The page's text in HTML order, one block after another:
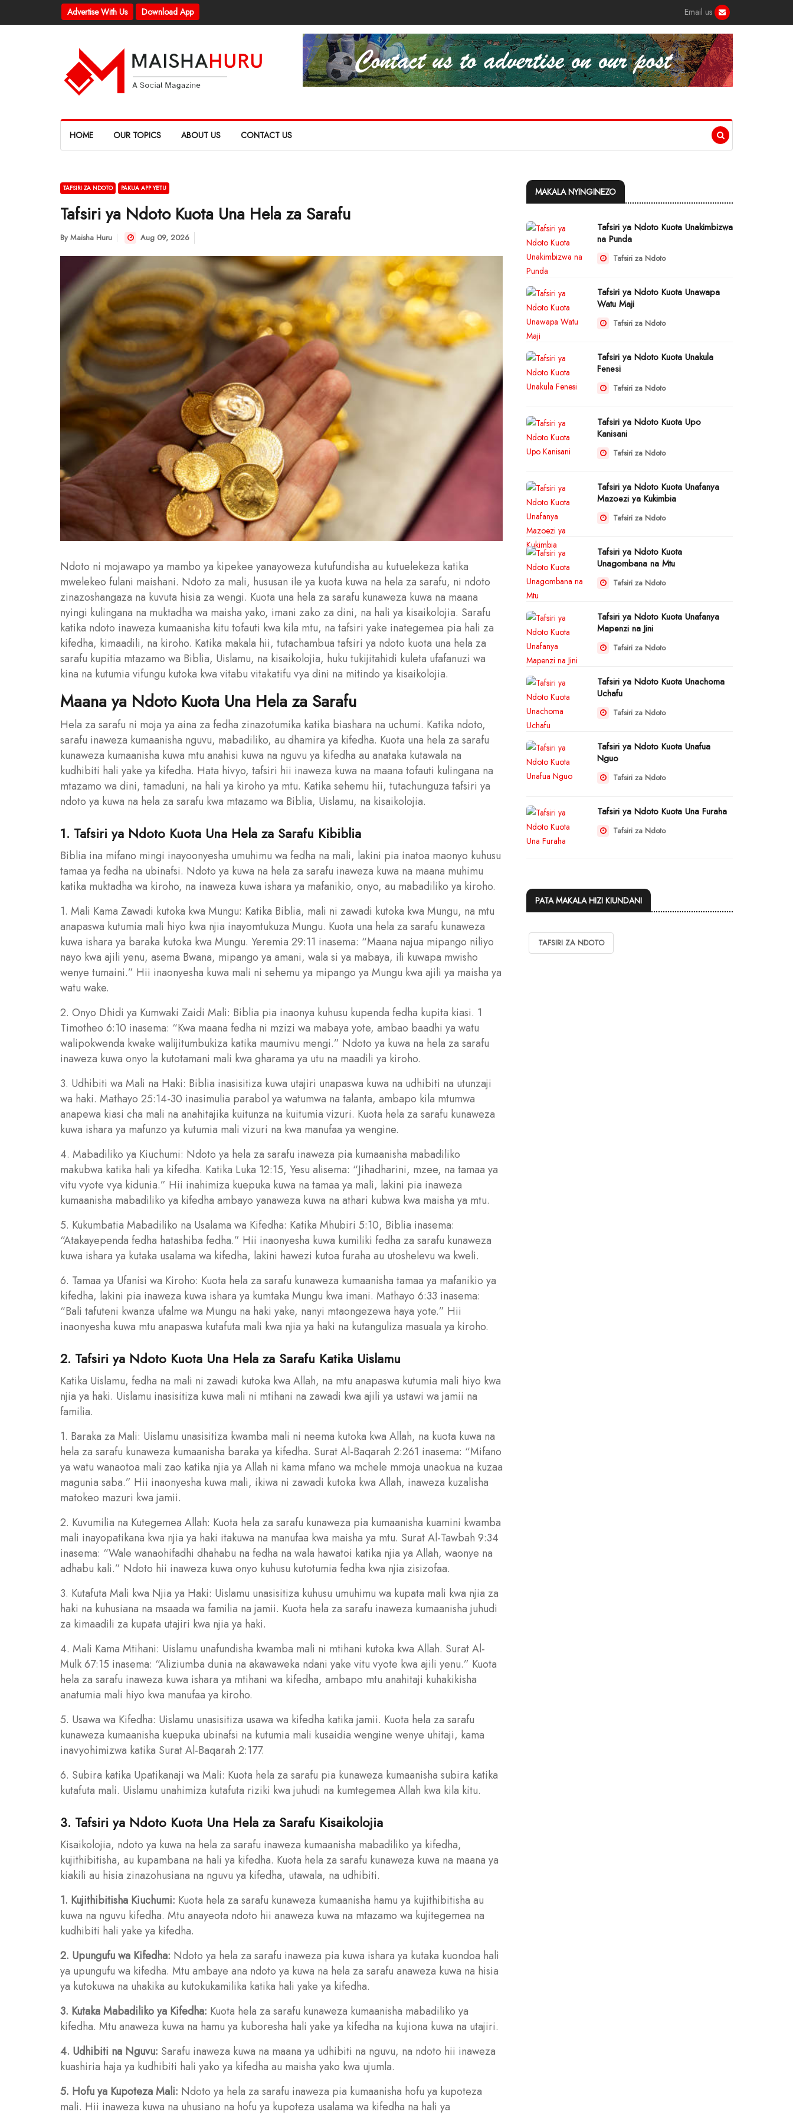
Advertise With Us Download App Email us
HOME OUR TOPICS ABOUT US CONTACT US
TAFSIRI ZA NDOTO PAKUA APP YETU
Tafsiri ya Ndoto Kuota Una Hela za Sarafu
By Maisha Huru Aug 09, 2026
Ndoto ni mojawapo ya mambo ya kipekee yanayoweza kutufundisha au kutuelekeza katika
mwelekeo fulani maishani. Ndoto za mali, hususan ile ya kuota kuwa na hela za sarafu, ni ndoto
zinazoshangaza na kuvuta hisia za wengi. Kuota una hela za sarafu kunaweza kuwa na maana
nyingi kulingana na muktadha wa maisha yako, imani zako za dini, na hali ya kisaikolojia. Sarafu
katika ndoto inaweza kumaanisha kitu tofauti kwa kila mtu, na tafsiri yake inategemea pia hali za
kifedha, kimaadili, na kiroho. Katika makala hii, tutachambua tafsiri ya ndoto kuota una hela za
sarafu kupitia mtazamo wa Biblia, Uislamu, na kisaikolojia, huku tukijitahidi kuleta ufafanuzi wa
kina na kutumia vifungu kutoka kwa vitabu vitakatifu vya dini na mitindo ya kisaikolojia.
Maana ya Ndoto Kuota Una Hela za Sarafu
Hela za sarafu ni moja ya aina za fedha zinazotumika katika biashara na uchumi. Katika ndoto,
sarafu inaweza kumaanisha nguvu, mabadiliko, au dhamira ya kifedha. Kuota una hela za sarafu
kunaweza kumaanisha kuwa mtu anahisi kuwa na nguvu ya kifedha au anataka kutawala na
kudhibiti hali yake ya kifedha. Hata hivyo, tafsiri hii inaweza kuwa na maana tofauti kulingana na
mtazamo wa dini, tamaduni, na hali ya kiroho ya mtu. Katika sehemu hii, tutachunguza tafsiri ya
ndoto ya kuwa na hela za sarafu kwa mtazamo wa Biblia, Uislamu, na kisaikolojia.
1. Tafsiri ya Ndoto Kuota Una Hela za Sarafu Kibiblia
Biblia ina mifano mingi inayoonyesha umuhimu wa fedha na mali, lakini pia inatoa maonyo kuhusu
tamaa ya fedha na ubinafsi. Ndoto ya kuwa na hela za sarafu inaweza kuwa na maana muhimu
katika muktadha wa kiroho, na inaweza kuwa ishara ya mafanikio, onyo, au mabadiliko ya kiroho.
1. Mali Kama Zawadi kutoka kwa Mungu: Katika Biblia, mali ni zawadi kutoka kwa Mungu, na mtu
anapaswa kutumia mali hiyo kwa njia inayomtukuza Mungu. Kuota una hela za sarafu kunaweza
kuwa ishara ya baraka kutoka kwa Mungu. Yeremia 29:11 inasema: “Maana najua mipango niliyo
nayo kwa ajili yenu, asema Bwana, mipango ya amani, wala si ya mabaya, ili kuwapa mwisho
wenye tumaini.” Hii inaonyesha kuwa mali ni sehemu ya mipango ya Mungu kwa ajili ya maisha ya
watu wake.
2. Onyo Dhidi ya Kumwaki Zaidi Mali: Biblia pia inaonya kuhusu kupenda fedha kupita kiasi. 1
Timotheo 6:10 inasema: “Kwa maana fedha ni mzizi wa mabaya yote, ambao baadhi ya watu
walipokwenda kwake walijitumbukiza katika maumivu mengi.” Ndoto ya kuwa na hela za sarafu
inaweza kuwa onyo la kutotamani mali kwa gharama ya utu na maadili ya kiroho.
3. Udhibiti wa Mali na Haki: Biblia inasisitiza kuwa utajiri unapaswa kuwa na udhibiti na utunzaji
wa haki. Mathayo 25:14-30 inasimulia parabol ya watumwa na talanta, ambapo kila mtumwa
anapewa kiasi cha mali na anahitajika kuitunza na kuitumia vizuri. Kuota hela za sarafu kunaweza
kuwa ishara ya mafunzo ya kutumia mali vizuri na kwa manufaa ya wengine.
4. Mabadiliko ya Kiuchumi: Ndoto ya hela za sarafu inaweza pia kumaanisha mabadiliko
makubwa katika hali ya kifedha. Katika Luka 12:15, Yesu alisema: “Jihadharini, mzee, na tamaa ya
vitu vyote vya kidunia.” Hii inahimiza kuepuka kuwa na tamaa ya mali, lakini pia inaweza
kumaanisha mabadiliko ya kifedha ambayo yanaweza kuwa na athari kubwa kwa maisha ya mtu.
5. Kukumbatia Mabadiliko na Usalama wa Kifedha: Katika Mhubiri 5:10, Biblia inasema:
“Atakayependa fedha hatashiba fedha.” Hii inaonyesha kuwa kumiliki fedha za sarafu kunaweza
kuwa ishara ya kutaka usalama wa kifedha, lakini hawezi kutoa furaha au utoshelevu wa kweli.
6. Tamaa ya Ufanisi wa Kiroho: Kuota hela za sarafu kunaweza kumaanisha tamaa ya mafanikio ya
kifedha, lakini pia inaweza kuwa ishara ya kumtaka Mungu kwa imani. Mathayo 6:33 inasema:
“Bali tafuteni kwanza ufalme wa Mungu na haki yake, nanyi mtaongezewa haya yote.” Hii
inaonyesha kuwa mtu anapaswa kutafuta mali kwa njia ya haki na kutanguliza masuala ya kiroho.
2. Tafsiri ya Ndoto Kuota Una Hela za Sarafu Katika Uislamu
Katika Uislamu, fedha na mali ni zawadi kutoka kwa Allah, na mtu anapaswa kutumia mali hiyo kwa
njia ya haki. Uislamu inasisitiza kuwa mali ni mtihani na zawadi kwa ajili ya ustawi wa jamii na
familia.
1. Baraka za Mali: Uislamu unasisitiza kwamba mali ni neema kutoka kwa Allah, na kuota kuwa na
hela za sarafu kunaweza kumaanisha baraka ya kifedha. Surat Al-Baqarah 2:261 inasema: “Mifano
ya watu wanaotoa mali zao katika njia ya Allah ni kama mfano wa mchele mmoja unaokua na kuzaa
magunia saba.” Hii inaonyesha kuwa mali, ikiwa ni zawadi kutoka kwa Allah, inaweza kuzalisha
matokeo mazuri kwa jamii.
2. Kuvumilia na Kutegemea Allah: Kuota hela za sarafu kunaweza pia kumaanisha kuamini kwamba
mali inayopatikana kwa njia ya haki itakuwa na manufaa kwa maisha ya mtu. Surat Al-Tawbah 9:34
inasema: “Wale wanaohifadhi dhahabu na fedha na wala hawatoi katika njia ya Allah, waonye na
adhabu kali.” Ndoto hii inaweza kuwa onyo kuhusu kutotumia fedha kwa njia zisizofaa.
3. Kutafuta Mali kwa Njia ya Haki: Uislamu unasisitiza kuhusu umuhimu wa kupata mali kwa njia za
haki na kuhusiana na msaada wa familia na jamii. Kuota hela za sarafu inaweza kumaanisha juhudi
za kimaadili za kupata utajiri kwa njia ya haki.
4. Mali Kama Mtihani: Uislamu unafundisha kwamba mali ni mtihani kutoka kwa Allah. Surat Al-
Mulk 67:15 inasema: “Aliziumba dunia na akawaweka ndani yake vitu vyote kwa ajili yenu.” Kuota
hela za sarafu inaweza kuwa ishara ya mtihani wa kifedha, ambapo mtu anahitaji kuhakikisha
anatumia mali hiyo kwa manufaa ya kiroho.
5. Usawa wa Kifedha: Uislamu unasisitiza usawa wa kifedha katika jamii. Kuota hela za sarafu
kunaweza kumaanisha kuepuka ubinafsi na kutumia mali kusaidia wengine wenye uhitaji, kama
inavyohimizwa katika Surat Al-Baqarah 2:177.
6. Subira katika Upatikanaji wa Mali: Kuota hela za sarafu pia kunaweza kumaanisha subira katika
kutafuta mali. Uislamu unahimiza kutafuta riziki kwa juhudi na kumtegemea Allah kwa kila kitu.
3. Tafsiri ya Ndoto Kuota Una Hela za Sarafu Kisaikolojia
Kisaikolojia, ndoto ya kuwa na hela za sarafu inaweza kumaanisha mabadiliko ya kifedha,
kujithibitisha, au kupambana na hali ya kifedha. Kuota hela za sarafu kunaweza kuwa na maana ya
kiakili au hisia zinazohusiana na nguvu ya kifedha, utawala, na udhibiti.
1. Kujithibitisha Kiuchumi: Kuota hela za sarafu kunaweza kumaanisha hamu ya kujithibitisha au
kuwa na nguvu kifedha. Mtu anayeota ndoto hii anaweza kuwa na mtazamo wa kujitegemea na
kudhibiti hali yake ya kifedha.
2. Upungufu wa Kifedha: Ndoto ya hela za sarafu inaweza pia kuwa ishara ya kutaka kuondoa hali
ya upungufu wa kifedha. Mtu ambaye ana ndoto ya kuwa na hela za sarafu anaweza kuwa na hisia
ya kutokuwa na uhakika au kutokukamilika katika hali yake ya kifedha.
3. Kutaka Mabadiliko ya Kifedha: Kuota hela za sarafu kunaweza kumaanisha mabadiliko ya
kifedha. Mtu anaweza kuwa na hamu ya kuboresha hali yake ya kifedha na kujiona kuwa na utajiri.
4. Udhibiti na Nguvu: Sarafu inaweza kuwa na maana ya udhibiti na nguvu, na ndoto hii inaweza
kuashiria haja ya kudhibiti hali yako ya kifedha au maisha yako kwa ujumla.
5. Hofu ya Kupoteza Mali: Ndoto ya hela za sarafu inaweza pia kumaanisha hofu ya kupoteza
mali. Hii inaweza kuwa na uhusiano na hofu ya kupoteza usalama wa kifedha na hali ya
MAKALA NYINGINEZO
Tafsiri ya Ndoto Kuota Unakimbizwa
na Punda
Tafsiri za Ndoto
Tafsiri ya Ndoto Kuota Unawapa
Watu Maji
Tafsiri za Ndoto
Tafsiri ya Ndoto Kuota Unakula
Fenesi
Tafsiri za Ndoto
Tafsiri ya Ndoto Kuota Upo
Kanisani
Tafsiri za Ndoto
Tafsiri ya Ndoto Kuota Unafanya
Mazoezi ya Kukimbia
Tafsiri za Ndoto
Tafsiri ya Ndoto Kuota
Unagombana na Mtu
Tafsiri za Ndoto
Tafsiri ya Ndoto Kuota Unafanya
Mapenzi na Jini
Tafsiri za Ndoto
Tafsiri ya Ndoto Kuota Unachoma
Uchafu
Tafsiri za Ndoto
Tafsiri ya Ndoto Kuota Unafua
Nguo
Tafsiri za Ndoto
Tafsiri ya Ndoto Kuota Una Furaha
Tafsiri za Ndoto
PATA MAKALA HIZI KIUNDANI
TAFSIRI ZA NDOTO